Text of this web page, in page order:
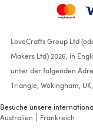
LoveCrafts Group Ltd
Makers Ltd) 2026, in
unter der folgenden
Triangle, Wokingham, UK,
Besuche unsere
Australien
Frankreich